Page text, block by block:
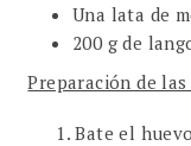
Una lata de
200 g de
Preparación de las
Bate el